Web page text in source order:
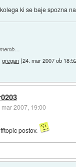
ki se baje spozna
gregan(24. mar 2007 ob
mar 2007, 19:00
postov.